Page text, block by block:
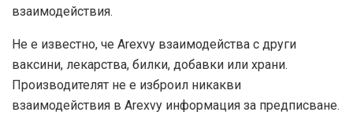
взаимодействия.
Не е известно, че Arexvy взаимодейства с други
ваксини, лекарства, билки, добавки или храни.
Производителят не е изброил никакви
взаимодействия в Arexvy информация за предписване.